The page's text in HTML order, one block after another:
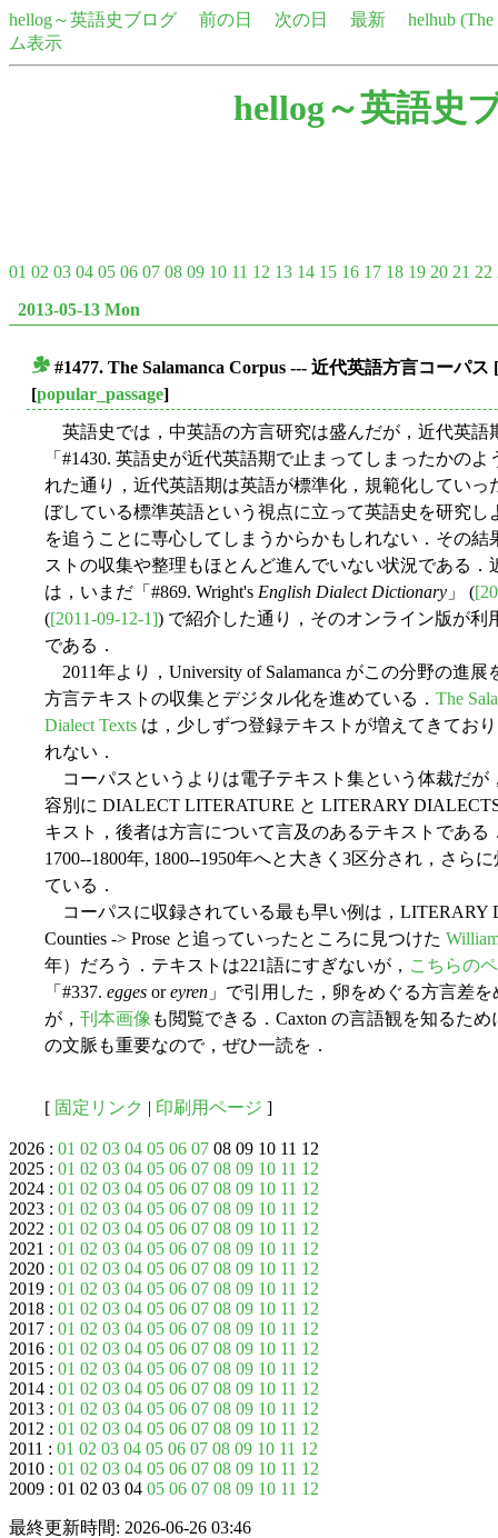
hellog～英語史ブログ 前の日 次の日 最新
helhub
ム表示
hellog～英語史
01 02 03 04 05 06 07 08 09 10 11 12 13 14 15 16 17 18 19 20 21 22
2013-05-13 Mon
#1477. The Salamanca Corpus --- 近代英語方言コーパス [
[popular_passage]
英語史では，中英語の方言研究は盛んだが，近代英語
「#1430. 英語史が近代英語期で止まってしまったかの
れた通り，近代英語期は英語が標準化，規範化してい
ぼしている標準英語という視点に立って英語史を研究
を追うことに専心してしまうからかもしれない．その
ストの収集や整理もほとんど進んでいない状況である
は，いまだ「#869. Wright's English Dialect Dictionary 」 (
([2011-09-12-1]) で紹介した通り，そのオンライン版が
である．
2011年より，University of Salamanca がこの分野の進
方言テキストの収集とデジタル化を進めている． The
Dialect Texts は，少しずつ登録テキストが増えてきてお
れない．
コーパスというよりは電子テキスト集という体裁だが
容別に DIALECT LITERATURE と LITERARY
キスト，後者は方言について言及のあるテキストである
1700--1800年, 1800--1950年へと大きく3区分され，さら
ている．
コーパスに収録されている最も早い例は，LITERARY
Counties -> Prose と追っていったところに見つけた
年）だろう．テキストは221語にすぎないが， こちらの
「#337. egges oreyren 」で引用した，卵をめぐる方言差
が， 刊本画像 も閲覧できる．Caxton の言語観を知るため
の文脈も重要なので，ぜひ一読を．
[ 固定リンク | 印刷用ページ ]
2026 : 01 02 03 04 05 06 07 08 09 10 11 12
2025 : 01 02 03 04 05 06 07 08 09 10 11 12
2024 : 01 02 03 04 05 06 07 08 09 10 11 12
2023 : 01 02 03 04 05 06 07 08 09 10 11 12
2022 : 01 02 03 04 05 06 07 08 09 10 11 12
2021 : 01 02 03 04 05 06 07 08 09 10 11 12
2020 : 01 02 03 04 05 06 07 08 09 10 11 12
2019 : 01 02 03 04 05 06 07 08 09 10 11 12
2018 : 01 02 03 04 05 06 07 08 09 10 11 12
2017 : 01 02 03 04 05 06 07 08 09 10 11 12
2016 : 01 02 03 04 05 06 07 08 09 10 11 12
2015 : 01 02 03 04 05 06 07 08 09 10 11 12
2014 : 01 02 03 04 05 06 07 08 09 10 11 12
2013 : 01 02 03 04 05 06 07 08 09 10 11 12
2012 : 01 02 03 04 05 06 07 08 09 10 11 12
2011 : 01 02 03 04 05 06 07 08 09 10 11 12
2010 : 01 02 03 04 05 06 07 08 09 10 11 12
2009 : 01 02 03 04 05 06 07 08 09 10 11 12
最終更新時間: 2026-06-26 03:46